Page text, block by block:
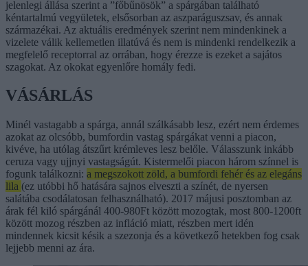
jelenlegi állása szerint a ”főbűnösök” a spárgában található
kéntartalmú vegyületek, elsősorban az aszparáguszsav, és annak
származékai. Az aktuális eredmények szerint nem mindenkinek a
vizelete válik kellemetlen illatúvá és nem is mindenki rendelkezik a
megfelelő receptorral az orrában, hogy érezze is ezeket a sajátos
szagokat. Az okokat egyenlőre homály fedi.
VÁSÁRLÁS
Minél vastagabb a spárga, annál szálkásabb lesz, ezért nem érdemes
azokat az olcsóbb, bumfordin vastag spárgákat venni a piacon,
kivéve, ha utólag átszűrt krémleves lesz belőle. Válasszunk inkább
ceruza vagy ujjnyi vastagságút. Kistermelői piacon három színnel is
fogunk találkozni: a megszokott zöld, a bumfordi fehér és az elegáns
lila (ez utóbbi hő hatására sajnos elveszti a színét, de nyersen
salátába csodálatosan felhasználható). 2017 májusi posztomban az
árak fél kiló spárgánál 400-980Ft között mozogtak, most 800-1200ft
között mozog részben az infláció miatt, részben mert idén
mindennek kicsit késik a szezonja és a következő hetekben fog csak
lejjebb menni az ára.